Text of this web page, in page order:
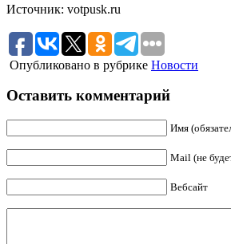
Источник: votpusk.ru
Опубликовано в рубрике Новости
Оставить комментарий
Имя
Mail (не
Вебсайт